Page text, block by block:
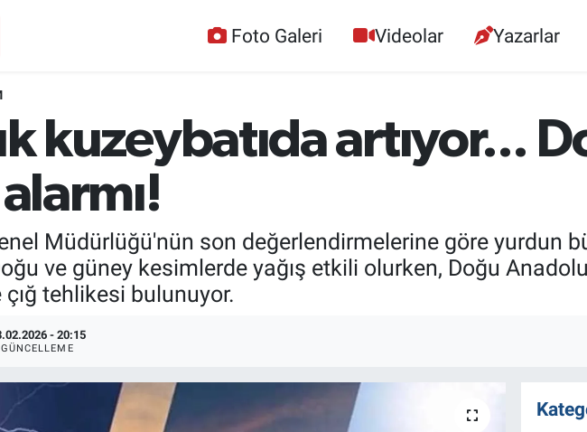
Foto Galeri Videolar Yazarlar
kuzeybatıda artıyor...
Müdürlüğü'nün son değerlendirmelerine göre yurdun
ve güney kesimlerde yağış etkili olurken, Doğu
tehlikesi bulunuyor.
- 20:15
GÜNCELLEME